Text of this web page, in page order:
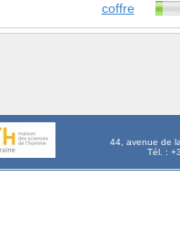
coffre
44, avenue de
Tél. :